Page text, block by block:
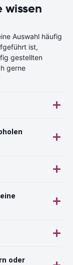
wissen
Auswahl häufig
ist,
gestellten
gerne
oder